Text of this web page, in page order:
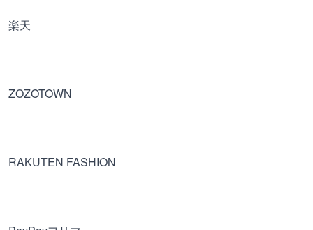
楽天
ZOZOTOWN
RAKUTEN FASHION